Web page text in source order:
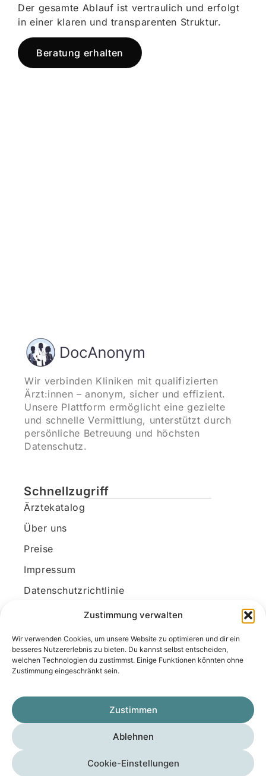
Zustimmung verwalten
Wir verwenden Cookies, um unsere Website zu optimieren und dir ein
besseres Nutzererlebnis zu bieten. Du kannst selbst entscheiden,
welchen Technologien du zustimmst. Einige Funktionen könnten ohne
Zustimmung eingeschränkt sein.
Zustimmen
Ablehnen
Cookie-Einstellungen
Der gesamte Ablauf ist vertraulich und erfolgt
in einer klaren und transparenten Struktur.
Beratung erhalten
Wir verbinden Kliniken mit qualifizierten
Ärzt:innen – anonym, sicher und effizient.
Unsere Plattform ermöglicht eine gezielte
und schnelle Vermittlung, unterstützt durch
persönliche Betreuung und höchsten
Datenschutz.
Schnellzugriff
Ärztekatalog
Über uns
Preise
Impressum
Datenschutzrichtlinie
Kundenkonto
Unsere Kontaktdaten
E-Mail: kontakt@docanonym.com
am Traunsee, Österreich